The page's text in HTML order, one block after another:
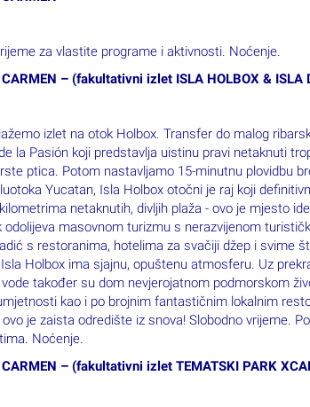
– (fakultativni izlet ISLA HOLBOX & ISLA
izlet na otok Holbox. Transfer do malog
la Pasión koji predstavlja uistinu pravi netaknuti
ptica. Potom nastavljamo 15-minutnu plovidbu
Yucatan, Isla Holbox otočni je raj koji
netaknutih, divljih plaža - ovo je mjesto
odolijeva masovnom turizmu s nerazvijenom
s restoranima, hotelima za svačiji džep i svime
Holbox ima sjajnu, opuštenu atmosferu. Uz
također su dom nevjerojatnom podmorskom
kao i po brojnim fantastičnim lokalnim
je zaista odredište iz snova! Slobodno vrijeme.
Noćenje.
– (fakultativni izlet TEMATSKI PARK
posjet jedinstvenom tematskom ekološko-
del Carmen, a koji je pun raznovrsnih aktivnosti.
uz plažu ili se približiti raznim životinjama i